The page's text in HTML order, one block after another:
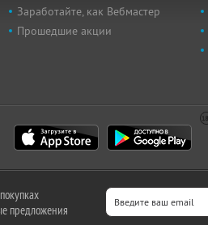
Заработайте, как Вебмастер
Прошедшие акции
предложения